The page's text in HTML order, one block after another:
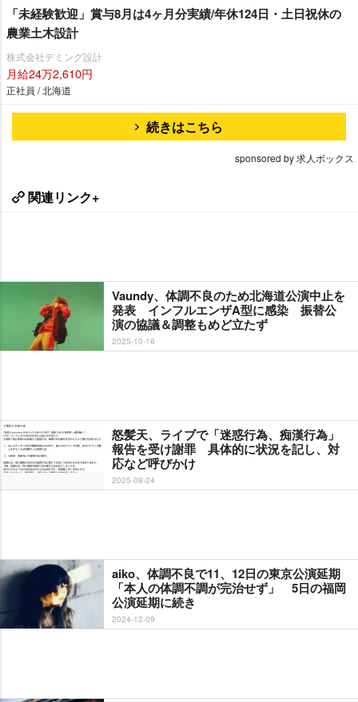
「未経験歓迎」賞与8月は4ヶ月分実績/年休124日・土日祝休の
農業土木設計
株式会社デミング設計
月給24万2,610円
正社員 / 北海道
続きはこちら
sponsored by 求人ボックス
関連リンク+
Vaundy、体調不良のため北海道公演中止を
発表 インフルエンザA型に感染 振替公
演の協議＆調整もめど立たず
2025-10-16
怒髪天、ライブで「迷惑行為、痴漢行為」
報告を受け謝罪 具体的に状況を記し、対
応など呼びかけ
2025-08-24
aiko、体調不良で11、12日の東京公演延期
「本人の体調不調が完治せず」 5日の福岡
公演延期に続き
2024-12-09